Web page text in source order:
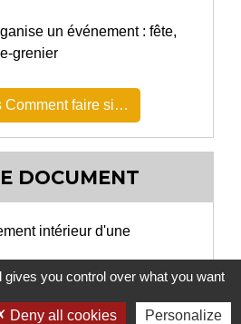
un événement : fête,
grenier
Comment faire si…
DOCUMENT
intérieur d'une
d'association reconnue
you control over what you want
Deny all cookies Personalize